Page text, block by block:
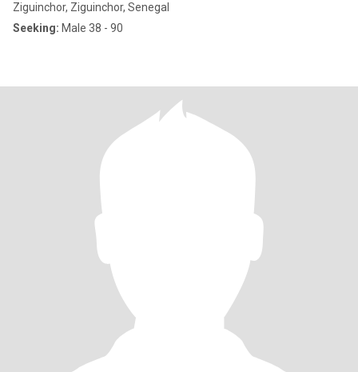
Ziguinchor, Ziguinchor, Senegal
Seeking: Male 38 - 90